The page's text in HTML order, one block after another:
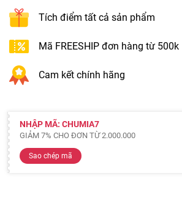
Tích điểm tất cả sản phẩm
Mã FREESHIP đơn hàng từ 500k
Cam kết chính hãng
NHẬP MÃ: CHUMIA7
GIẢM 7% CHO ĐƠN TỪ 2.000.000
Sao chép mã